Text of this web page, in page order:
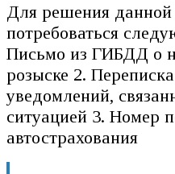
Для решения
потребоваться
Письмо из ГИБДД о
розыске 2.
уведомлений,
ситуацией 3. Номер
автострахования